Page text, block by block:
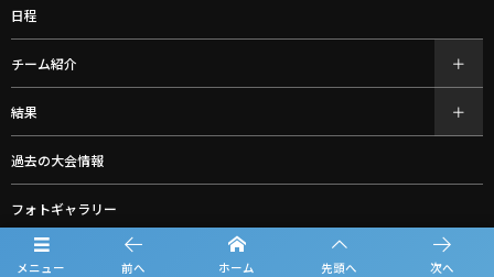
メニュー 前へ ホーム 先頭へ 次へ
日程
チーム紹介
結果
過去の大会情報
フォトギャラリー
お知らせ